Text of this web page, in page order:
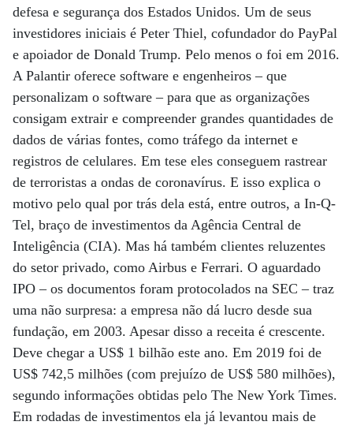
defesa e segurança dos Estados Unidos. Um de seus
investidores iniciais é Peter Thiel, cofundador do PayPal
e apoiador de Donald Trump. Pelo menos o foi em 2016.
A Palantir oferece software e engenheiros – que
personalizam o software – para que as organizações
consigam extrair e compreender grandes quantidades de
dados de várias fontes, como tráfego da internet e
registros de celulares. Em tese eles conseguem rastrear
de terroristas a ondas de coronavírus. E isso explica o
motivo pelo qual por trás dela está, entre outros, a In-Q-
Tel, braço de investimentos da Agência Central de
Inteligência (CIA). Mas há também clientes reluzentes
do setor privado, como Airbus e Ferrari. O aguardado
IPO – os documentos foram protocolados na SEC – traz
uma não surpresa: a empresa não dá lucro desde sua
fundação, em 2003. Apesar disso a receita é crescente.
Deve chegar a US$ 1 bilhão este ano. Em 2019 foi de
US$ 742,5 milhões (com prejuízo de US$ 580 milhões),
segundo informações obtidas pelo The New York Times.
Em rodadas de investimentos ela já levantou mais de